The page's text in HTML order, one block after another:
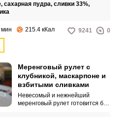
сахарная пудра, сливки 33%,
215.4 кКал 9241 0
Меренговый рулет с
клубникой, маскарпоне и
взбитыми сливками
Невесомый и нежнейший
меренговый рулет готовится без
социальных сетей:
или